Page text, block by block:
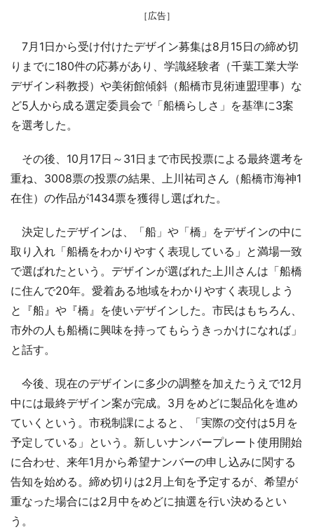
［広告］
7月1日から受け付けたデザイン募集は8月15日の締め切
りまでに180件の応募があり、学識経験者（千葉工業大学
デザイン科教授）や美術館傾斜（船橋市見術連盟理事）な
ど5人から成る選定委員会で「船橋らしさ」を基準に3案
を選考した。
その後、10月17日～31日まで市民投票による最終選考を
重ね、3008票の投票の結果、上川祐司さん（船橋市海神1
在住）の作品が1434票を獲得し選ばれた。
決定したデザインは、「船」や「橋」をデザインの中に
取り入れ「船橋をわかりやすく表現している」と満場一致
で選ばれたという。デザインが選ばれた上川さんは「船橋
に住んで20年。愛着ある地域をわかりやすく表現しよう
と『船』や『橋』を使いデザインした。市民はもちろん、
市外の人も船橋に興味を持ってもらうきっかけになれば」
と話す。
今後、現在のデザインに多少の調整を加えたうえで12月
中には最終デザイン案が完成。3月をめどに製品化を進め
ていくという。市税制課によると、「実際の交付は5月を
予定している」という。新しいナンバープレート使用開始
に合わせ、来年1月から希望ナンバーの申し込みに関する
告知を始める。締め切りは2月上旬を予定するが、希望が
重なった場合には2月中をめどに抽選を行い決めるとい
う。